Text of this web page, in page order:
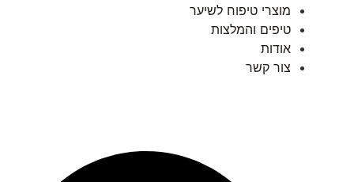
מוצרי טיפוח לשיער
טיפים והמלצות
אודות
צור קשר